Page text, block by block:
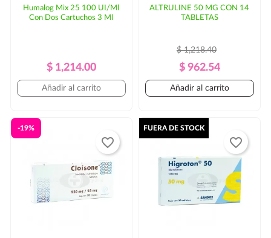
Humalog Mix 25 100 UI/Ml
Con Dos Cartuchos 3 Ml
Precio
Regular
Precio
$ 1,214.00
Añadir al carrito
ALTRULINE 50 MG CON 14
TABLETAS
Precio
Regular
$ 1,218.40
Precio
$ 962.54
Añadir al carrito
-19%
favorite_border
FUERA DE STOCK
favorite_border